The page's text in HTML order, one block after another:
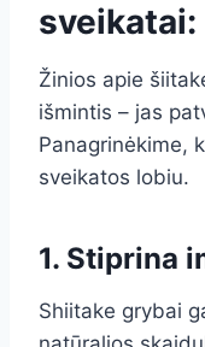
sveikatai:
Žinios apie
išmintis – jas
Panagrinėkime,
sveikatos lobiu.
1. Stiprina
Shiitake grybai